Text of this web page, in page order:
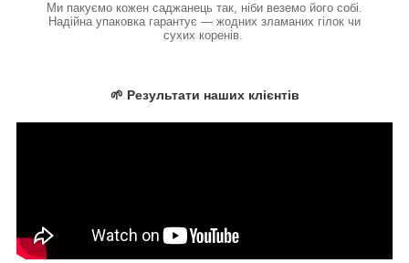
Ми пакуємо кожен саджанець так, ніби веземо його собі.
Надійна упаковка гарантує — жодних зламаних гілок чи
сухих коренів.
🌱 Результати наших клієнтів